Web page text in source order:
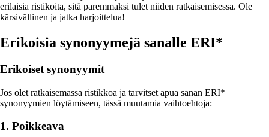
erilaisia ristikoita, sitä paremmaksi tulet niiden ratkaisemisessa. Ole
kärsivällinen ja jatka harjoittelua!
Erikoisia synonyymejä sanalle ERI*
Erikoiset synonyymit
Jos olet ratkaisemassa ristikkoa ja tarvitset apua sanan ERI*
synonyymien löytämiseen, tässä muutamia vaihtoehtoja:
1. Poikkeava